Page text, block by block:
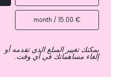
€ 15.00 / month
يمكنك تغيير المبلغ الذي تقدمه أو
إلغاء مساهماتك في أي وقت.